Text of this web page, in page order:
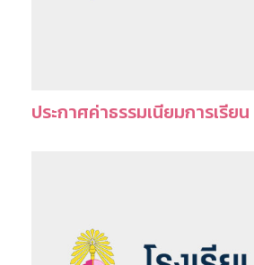
ประกาศค่าธรรมเนียมการเรียน